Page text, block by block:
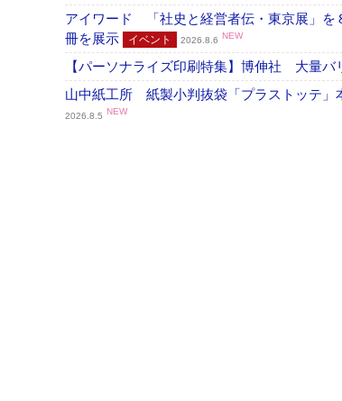
アイワード 「社史と経営者伝・東京展」を
冊を展示
イベント 2026.8.6 NEW
【パーソナライズ印刷特集】博伸社 大量
山中紙工所 紙製小判抜袋「プラストッテ」
2026.8.5 NEW